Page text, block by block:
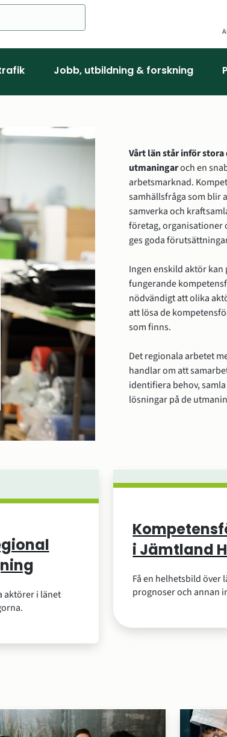
Jobb, utbildning & forskning
Vårt län står inför
utmaningar och en
arbetsmarknad.
samhällsfråga som blir
samverka och
företag, organisationer
ges goda
Ingen enskild aktörkan
fungerande
nödvändigt att olika
att lösa de
som finns.
Det regionala arbetet
handlar om att
identifiera behov,
lösningar på de
aktörer i länet
i Jämtland
Få en helhetsbild över
prognoser och annan